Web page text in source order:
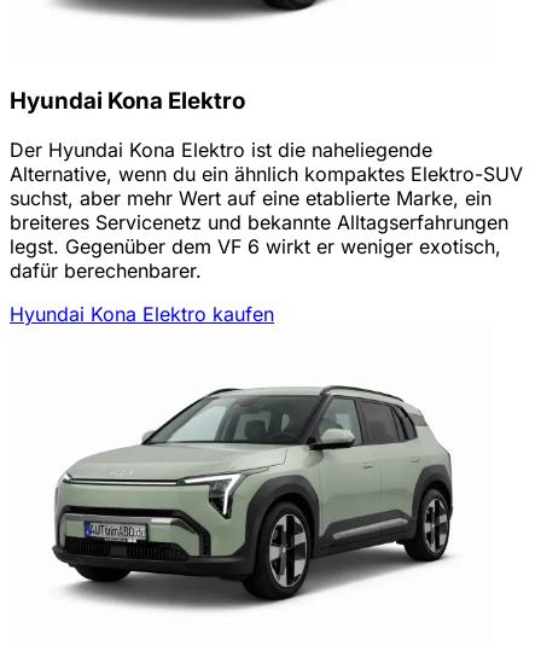
Hyundai Kona Elektro
Der Hyundai Kona Elektro ist die naheliegende
Alternative, wenn du ein ähnlich kompaktes Elektro-SUV
suchst, aber mehr Wert auf eine etablierte Marke, ein
breiteres Servicenetz und bekannte Alltagserfahrungen
legst. Gegenüber dem VF 6 wirkt er weniger exotisch,
dafür berechenbarer.
Hyundai Kona Elektro kaufen